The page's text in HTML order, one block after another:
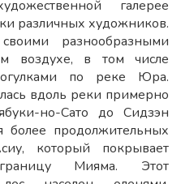
галерее
различных художников.
разнообразными
воздухе, в том числе
по реке Юра.
вдоль реки примерно
но-Сато до Сидзэн
более продолжительных
который покрывает
Мияма. Этот